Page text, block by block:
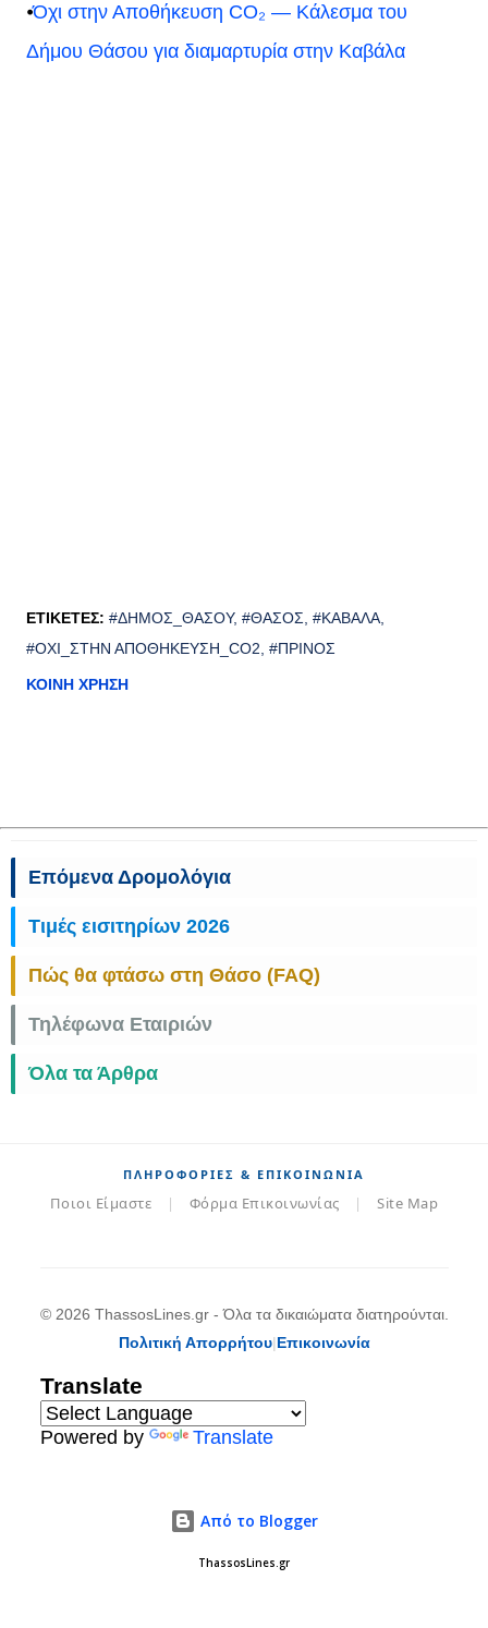
⦁Όχι στην Αποθήκευση CO₂ — Κάλεσμα του
Δήμου Θάσου για διαμαρτυρία στην Καβάλα
ΕΤΙΚΈΤΕΣ: #ΔΉΜΟΣ_ΘΆΣΟΥ #ΘΆΣΟΣ #ΚΑΒΆΛΑ
#ΌΧΙ_ΣΤΗΝ ΑΠΟΘΉΚΕΥΣΗ_CO2 #ΠΡΊΝΟΣ
ΚΟΙΝΉ ΧΡΉΣΗ
Επόμενα Δρομολόγια
Τιμές εισιτηρίων 2026
Πώς θα φτάσω στη Θάσο (FAQ)
Τηλέφωνα Εταιριών
Όλα τα Άρθρα
ΠΛΗΡΟΦΟΡΊΕΣ & ΕΠΙΚΟΙΝΩΝΊΑ
Ποιοι Είμαστε | Φόρμα Επικοινωνίας | Site Map
© 2026 ThassosLines.gr - Όλα τα δικαιώματα διατηρούνται.
Πολιτική Απορρήτου|Επικοινωνία
Translate
Powered by Translate
Από το Blogger
ThassosLines.gr